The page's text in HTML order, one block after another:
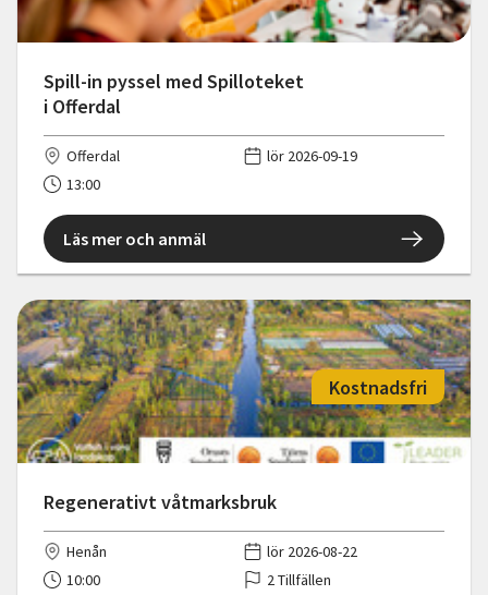
Spill-in pyssel med Spilloteket
i Offerdal
Offerdal
lör 2026-09-19
13:00
Läs mer och anmäl
Regenerativt våtmarksbruk
Kostnadsfri
Henån
lör 2026-08-22
10:00
2 Tillfällen